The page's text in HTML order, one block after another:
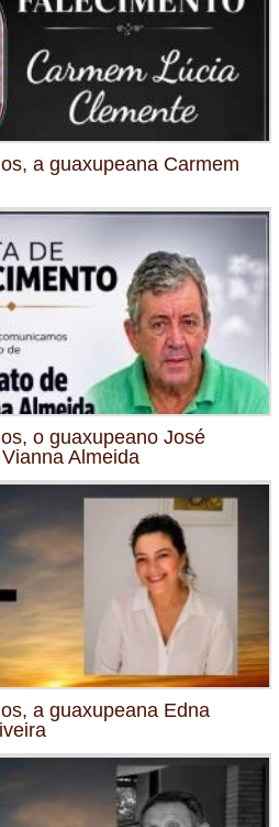
a guaxupeana Carmem
o guaxupeano José
Almeida
a guaxupeana Edna